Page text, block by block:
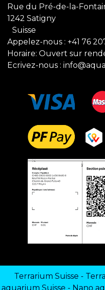
Rue du Pré-de-la-
1242 Satigny
Suisse
Appelez-nous : +41 76
Horaire: Ouvert sur
Ecrivez-nous :
Terrarium Suisse -
aquarium Suisse - Nano